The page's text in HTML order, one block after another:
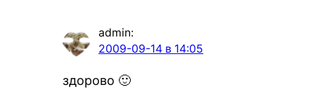
admin:
2009-09-14 в 14:05
здорово 🙂